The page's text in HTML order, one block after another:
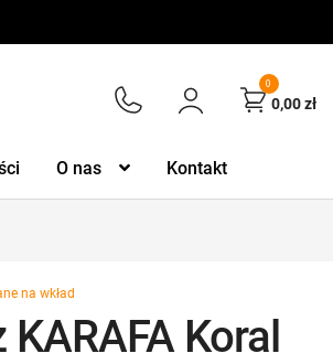
0
0,00zł
O nas Kontakt
na wkład
Koral